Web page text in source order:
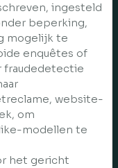
ingesteld
beperking,
mogelijk te
enquêtes of
fraudedetectie
website-
om
modellen te
het gericht